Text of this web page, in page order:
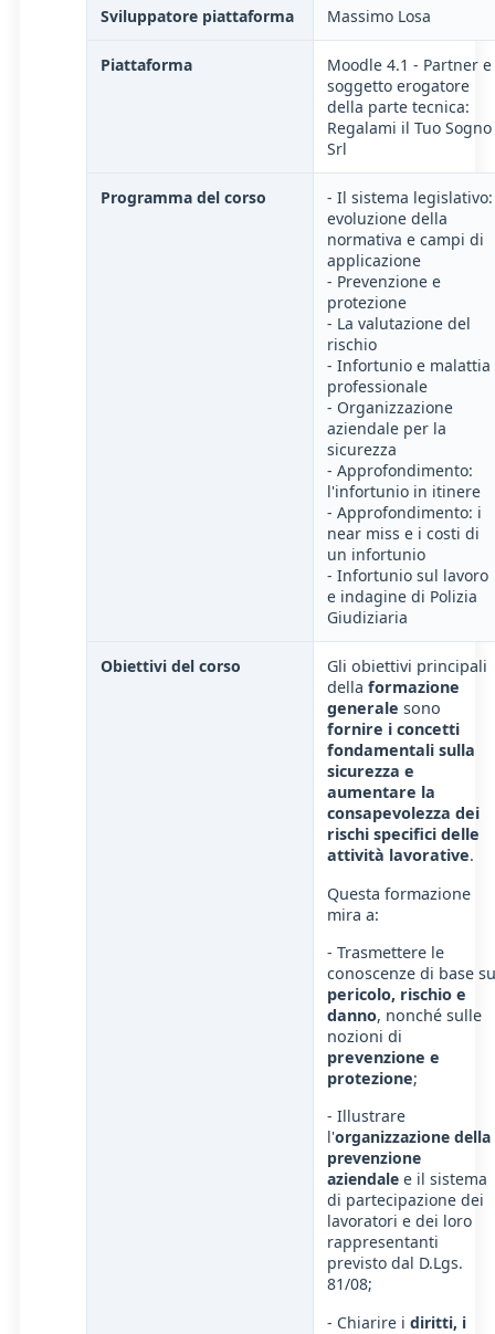
Sviluppatore piattaforma Massimo Losa
Piattaforma
Moodle 4.1 - Partner e
soggetto erogatore
della parte tecnica:
Regalami il Tuo Sogno
Srl
Programma del corso
- Il sistema legislativo:
evoluzione della
normativa e campi di
applicazione
- Prevenzione e
protezione
- La valutazione del
rischio
- Infortunio e malattia
professionale
- Organizzazione
aziendale per la
sicurezza
- Approfondimento:
l'infortunio in itinere
- Approfondimento: i
near miss e i costi di
un infortunio
- Infortunio sul lavoro
e indagine di Polizia
Giudiziaria
Obiettivi del corso
Gli obiettivi principali
della formazione
generale sono
fornire i concetti
fondamentali sulla
sicurezza e
aumentare la
consapevolezza dei
rischi specifici delle
attività lavorative.
Questa formazione
mira a:
- Trasmettere le
conoscenze di base su
pericolo, rischio e
danno, nonché sulle
nozioni di
prevenzione e
protezione;
- Illustrare
l'organizzazione della
prevenzione
aziendalee il sistema
di partecipazione dei
lavoratori e dei loro
rappresentanti
previsto dal D.Lgs.
81/08;
- Chiarire i diritti, i